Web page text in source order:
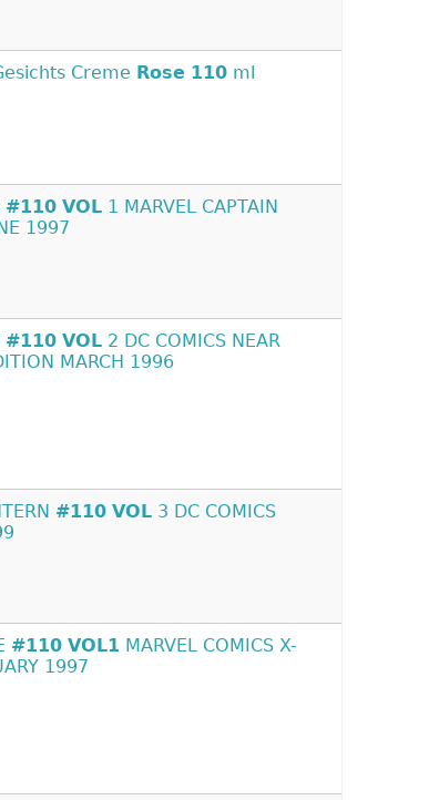
Creme Rose 110 ml
#110 VOL 1 MARVEL CAPTAIN
1997
#110 VOL 2 DC COMICS NEAR
MARCH 1996
#110 VOL 3 DC COMICS
#110 VOL1 MARVEL COMICS X-
1997